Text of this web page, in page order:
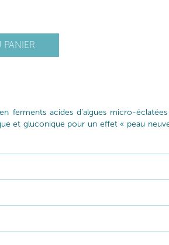
ferments acides d’algues micro-
et gluconique pour un effet « peau